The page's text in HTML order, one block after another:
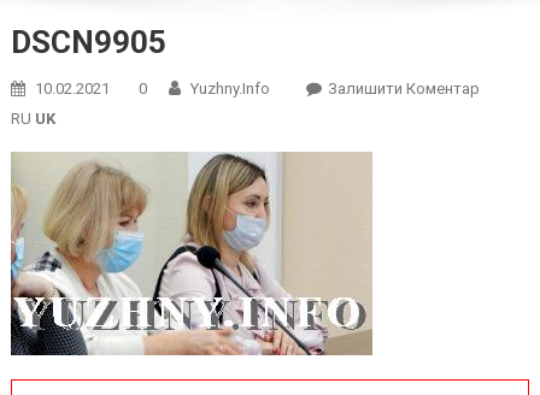
DSCN9905
10.02.2021 0 Yuzhny.info Залишити КоментарOn
RU UK